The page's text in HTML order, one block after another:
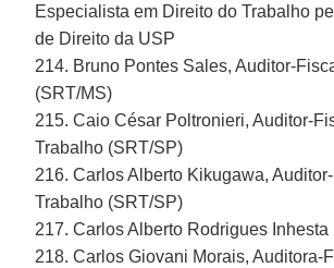
Especialista em Direito do Trabalho
de Direito da USP
214. Bruno Pontes Sales, Auditor-
(SRT/MS)
215. Caio César Poltronieri, Auditor-
Trabalho (SRT/SP)
216. Carlos Alberto Kikugawa,
Trabalho (SRT/SP)
217. Carlos Alberto Rodrigues Inhesta
218. Carlos Giovani Morais, Auditora-